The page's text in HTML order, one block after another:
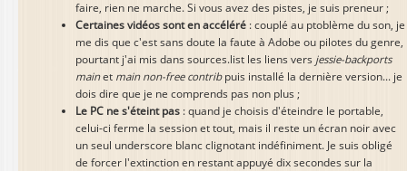
faire, rien ne marche. Si vous avez des pistes, je suis preneur ;
Certaines vidéos sont en accéléré : couplé au ptoblème du son, je
me dis que c'est sans doute la faute à Adobe ou pilotes du genre,
pourtant j'ai mis dans sources.list les liens vers jessie-backports
mainet main non-free contribpuis installé la dernière version... je
dois dire que je ne comprends pas non plus ;
Le PC ne s'éteint pas : quand je choisis d'éteindre le portable,
celui-ci ferme la session et tout, mais il reste un écran noir avec
un seul underscore blanc clignotant indéfiniment. Je suis obligé
de forcer l'extinction en restant appuyé dix secondes sur la